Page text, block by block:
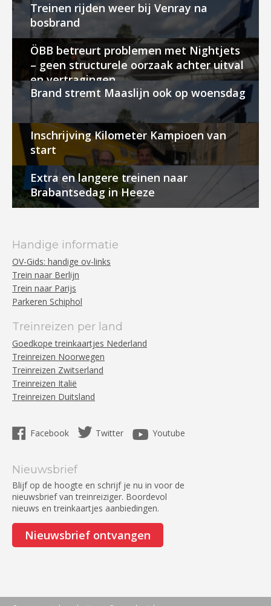
Treinen rijden weer bij Venray na
bosbrand
ÖBB betreurt problemen met Nightjets
– geen structurele oorzaak achter uitval
en vertragingen
Brand stremt Maaslijn ook op woensdag
Inschrijving Kilometer Kampioen van
start
Extra en langere treinen naar
Brabantsedag in Heeze
Handige informatie
OV-Gids: handige ov-links
Trein naar Berlijn
Trein naar Parijs
Parkeren Schiphol
Treinreizen per land
Goedkope treinkaartjes Nederland
Treinreizen Noorwegen
Treinreizen Zwitserland
Treinreizen Italië
Treinreizen Duitsland
Facebook Twitter Youtube
Nieuwsbrief
Blijf op de hoogte en schrijf je nu in voor de
nieuwsbrief van treinreiziger. Boordevol
nieuws en treinkaartjes aanbiedingen.
Nieuwsbrief ontvangen